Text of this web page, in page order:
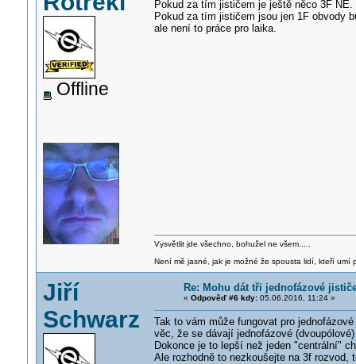
Offline
Pokud za tím jističem je ještě něco 3F NE.
Pokud za tím jističem jsou jen 1F obvody
ale není to práce pro laika.
Vysvětlit jde všechno, bohužel ne všem.....
Není mě jasné, jak je možné že spousta lidí, kteří umí
Jiří
Schwarz
Re: Mohu dát tři jednofázové
« Odpověď #6 kdy:05.06.2016, 11:24 »
Tak to vám může fungovat pro
věc, že se dávají jednofázové
Dokonce je to lepší než jeden "centrální"
Ale rozhodně to nezkoušejte na 3f rozvod,